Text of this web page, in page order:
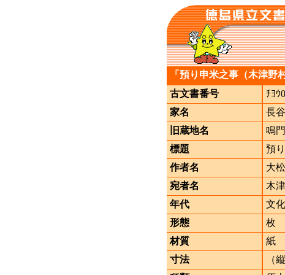
「預り申米之事（木津野
古文書番号
ﾁﾖｳ
家名
長
旧蔵地名
鳴
標題
預
作者名
大
宛者名
木
年代
文
形態
枚
材質
紙
寸法
（